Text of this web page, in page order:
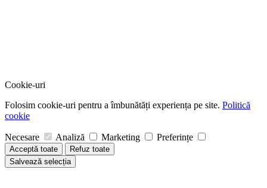
Cookie-uri
Folosim cookie-uri pentru a îmbunătăți experiența pe site. Politică
cookie
Necesare Analiză Marketing Preferințe
Acceptă toate
Refuz toate
Salvează selecția